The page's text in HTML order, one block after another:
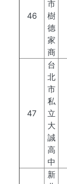
46
市
樹
德
家
商
47
台
北
市
私
立
大
誠
高
中
新